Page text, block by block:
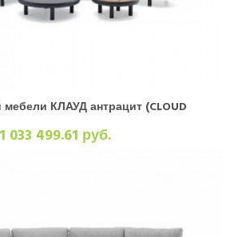
КЛАУД антрацит (CLOUD
1 033 499.61 руб.